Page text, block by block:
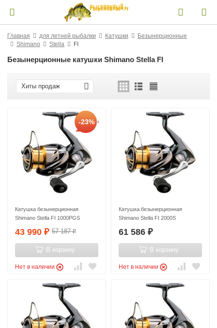
Главная для летней рыбалки Катушки
Безынерционные
Shimano
Stella FI
Безынерционные катушки Shimano Stella FI
Хиты продаж
-23%
Катушка безынерционная
Shimano Stella FI 1000PGS
43 990 ₽ 57 187₽
В корзину
Нет в наличии
Катушка безынерционная
Shimano Stella FI 2000S
61 586 ₽
В корзину
Нет в наличии